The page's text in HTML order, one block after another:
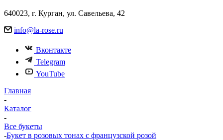
640023, г. Курган, ул. Савельева, 42
info@la-rose.ru
Вконтакте
Telegram
YouTube
Главная
-
Каталог
-
Все букеты
-Букет в розовых тонах с французской розой